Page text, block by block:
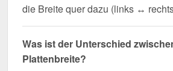
die Breite quer dazu (links ↔
Was ist der Unterschied
Plattenbreite?